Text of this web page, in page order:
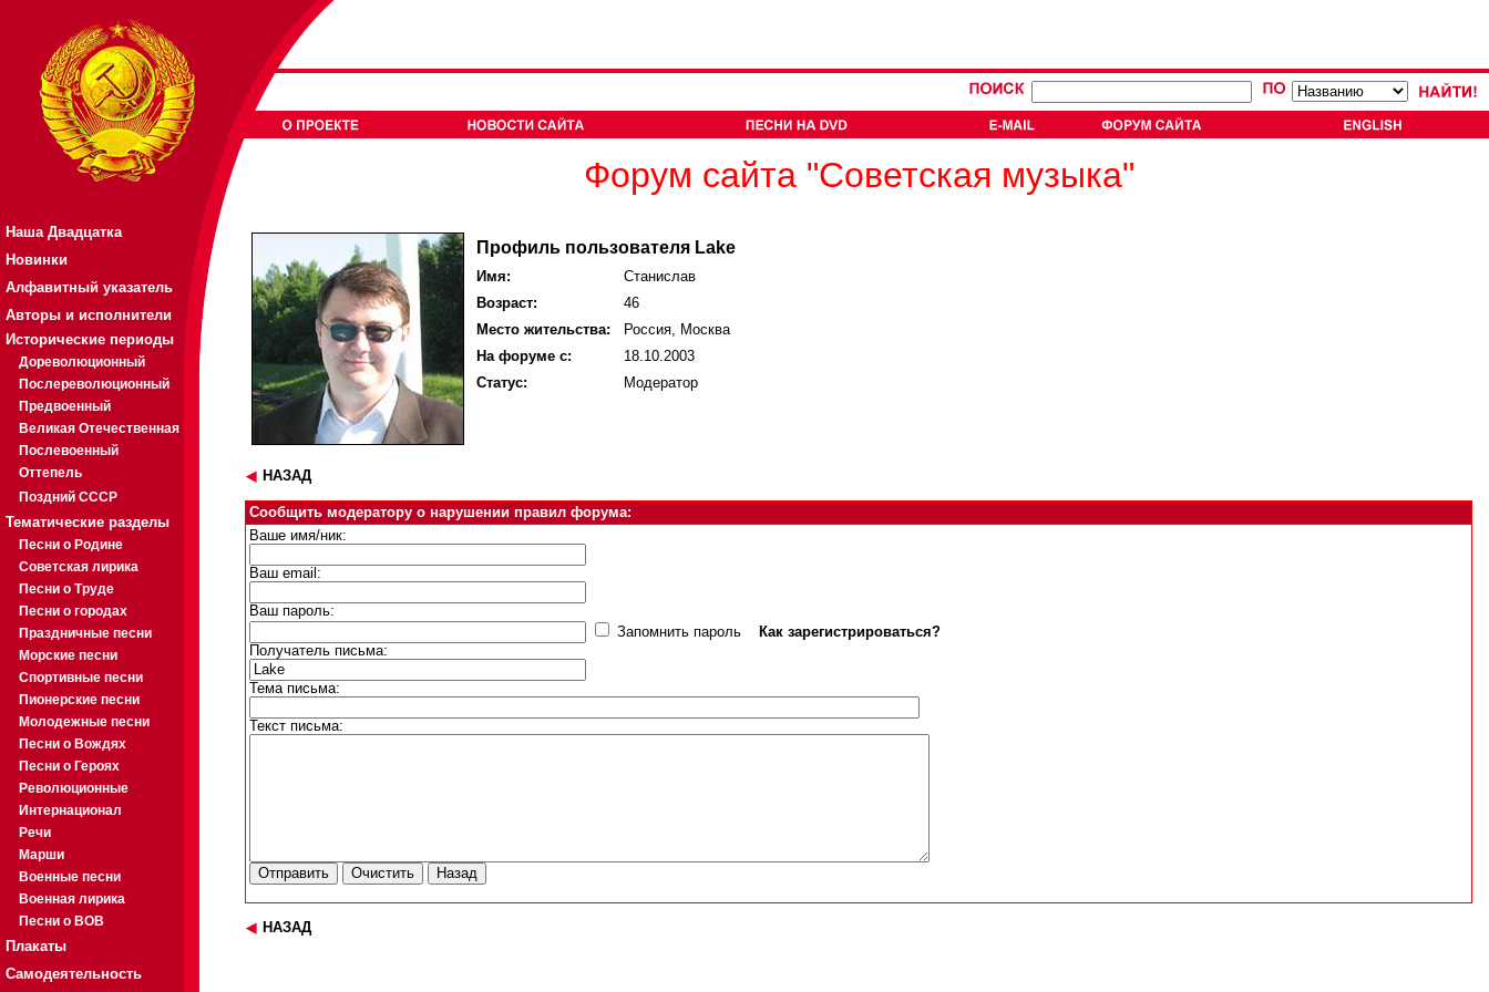
Наша Двадцатка
Новинки
Алфавитный указатель
Авторы и исполнители
Исторические периоды
Дореволюционный
Послереволюционный
Предвоенный
Великая Отечественная
Послевоенный
Оттепель
Поздний СССР
Тематические разделы
Песни о Родине
Советская лирика
Песни о Труде
Песни о городах
Праздничные песни
Морские песни
Спортивные песни
Пионерские песни
Молодежные песни
Песни о Вождях
Песни о Героях
Революционные
Интернационал
Речи
Марши
Военные песни
Военная лирика
Песни о ВОВ
Плакаты
Самодеятельность
Форум сайта "Советская музыка"
Профиль пользователя Lake
Имя:
Станислав
Возраст:
46
Место жительства:
Россия, Москва
На форуме с:
18.10.2003
Статус:
Модератор
НАЗАД
Сообщить модератору о нарушении правил форума:
Ваше имя/ник:
Ваш email:
Ваш пароль:
Запомнить пароль
Как зарегистрироваться?
Получатель письма:
Тема письма:
Текст письма:
НАЗАД